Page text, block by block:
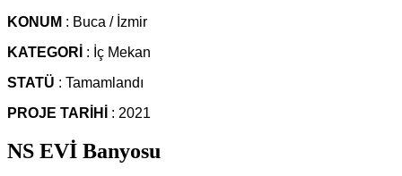
KONUM : Buca / İzmir
KATEGORİ : İç Mekan
STATÜ : Tamamlandı
PROJE TARİHİ
: 2021
NS EVİ Banyosu